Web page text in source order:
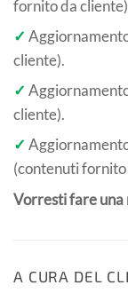
fornito da
✓
cliente).
✓
cliente).
✓
(contenuti
Vorresti fare una
A CURA DEL